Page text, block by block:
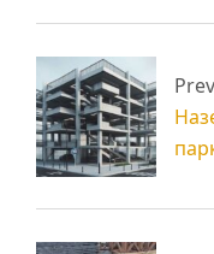
Квадратні
металеві